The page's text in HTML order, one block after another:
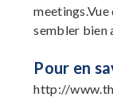
sembler bien
Pour en
http://